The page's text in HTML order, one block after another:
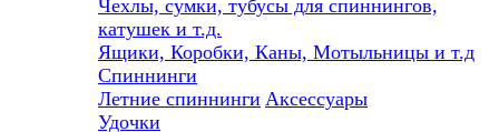
Чехлы, сумки, тубусы для спиннингов,
катушек и т.д.
Ящики, Коробки, Каны, Мотыльницы и т.д
Спиннинги
Летние спиннинги Аксессуары
Удочки